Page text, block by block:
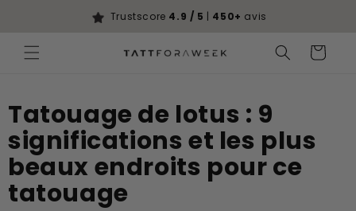
Trustscore 4.9 / 5 | 450+ avis
Panier
Tatouage de lotus : 9
significations et les plus
beaux endroits pour ce
tatouage